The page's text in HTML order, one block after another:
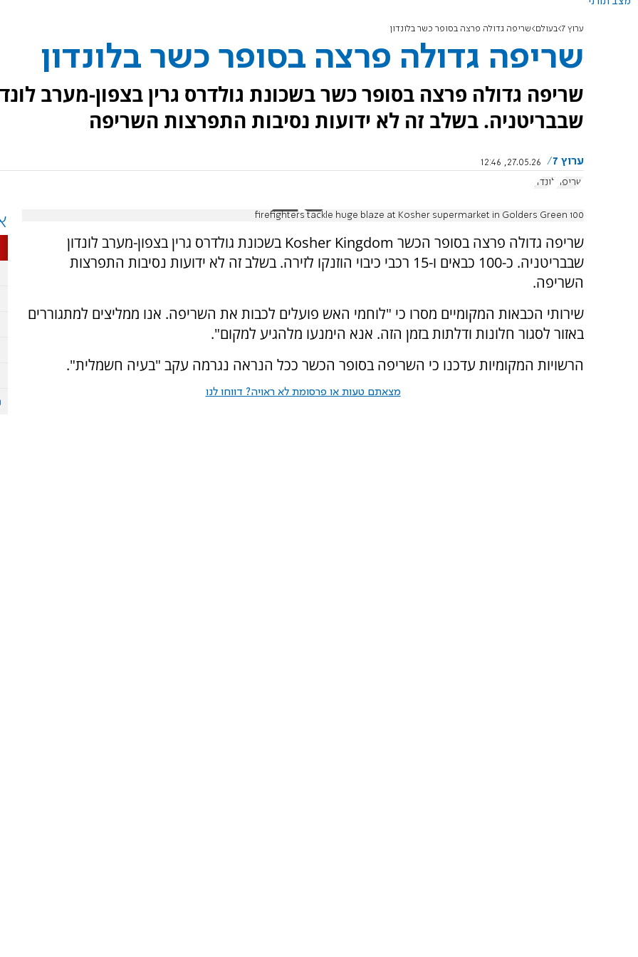
ערוץ 7 בעולם שריפה גדולה פרצה בסופר כשר בלונדון
שריפה גדולה פרצה בסופר כשר בלונדון
שריפה גדולה פרצה בסופר כשר בשכונת גולדרס גרין בצפון-מערב
שבבריטניה. בשלב זה לא ידועות נסיבות התפרצות השריפה
ערוץ 7
27.05.26, 12:46
שריפה
לונדון
100 firefighters tackle huge blaze at Kosher supermarket in Golders Green
שריפה גדולה פרצה בסופר הכשר Kosher Kingdom בשכונת גולדרס גרין בצפון-מערב לונדון
שבבריטניה. כ-100 כבאים ו-15 רכבי כיבוי הוזנקו לזירה. בשלב זה לא ידועות נסיבות התפרצות
השריפה.
שירותי הכבאות המקומיים מסרו כי "לוחמי האש פועלים לכבות את השריפה. אנו ממליצים למתגוררים
באזור לסגור חלונות ודלתות בזמן הזה. אנא הימנעו מלהגיע למקום".
הרשויות המקומיות עדכנו כי השריפה בסופר הכשר ככל הנראה נגרמה עקב "בעיה חשמלית".
מצאתם טעות או פרסומת לא ראויה? דווחו לנו